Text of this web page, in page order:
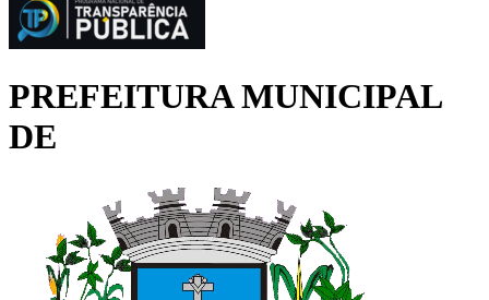
PREFEITURA MUNICIPAL
DE